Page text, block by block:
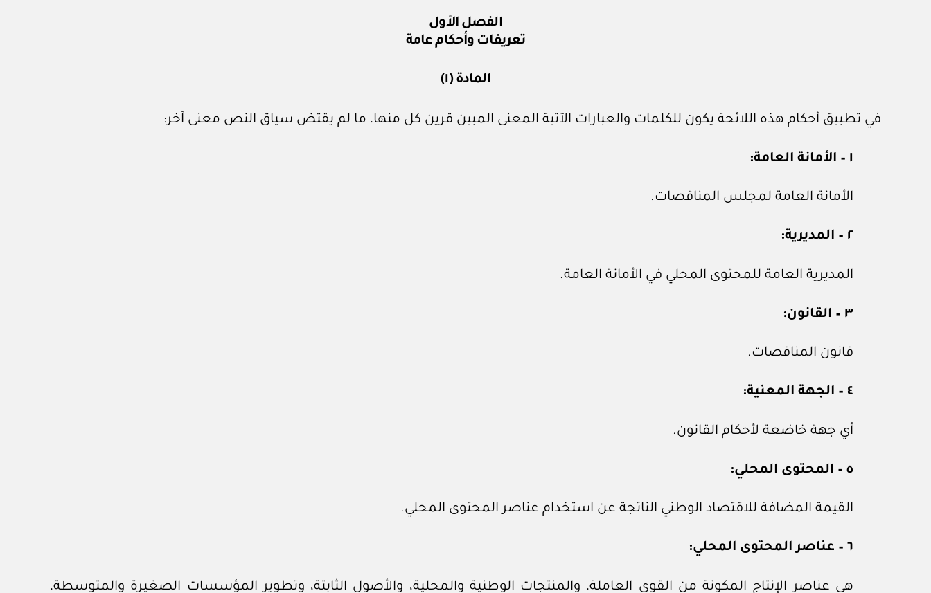
الفصل الأول
تعريفات وأحكام عامة
المادة (١)
في تطبيق أحكام هذه اللائحة يكون للكلمات والعبارات الآتية المعنى المبين قرين كل منها، ما لم يقتض سياق النص معنى آخر:
١ – الأمانة العامة:
الأمانة العامة لمجلس المناقصات.
٢ – المديرية:
المديرية العامة للمحتوى المحلي في الأمانة العامة.
٣ – القانون:
قانون المناقصات.
٤ – الجهة المعنية:
أي جهة خاضعة لأحكام القانون.
٥ – المحتوى المحلي:
القيمة المضافة للاقتصاد الوطني الناتجة عن استخدام عناصر المحتوى المحلي.
٦ – عناصر المحتوى المحلي:
هي عناصر الإنتاج المكونة من القوى العاملة، والمنتجات الوطنية والمحلية، والأصول الثابتة، وتطوير المؤسسات الصغيرة والمتوسطة،